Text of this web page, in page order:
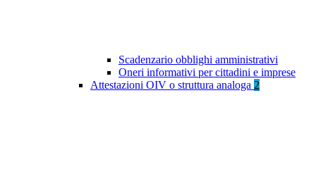
Scadenzario obblighi amministrativi
Oneri informativi per cittadini e imprese
Attestazioni OIV o struttura analoga 2